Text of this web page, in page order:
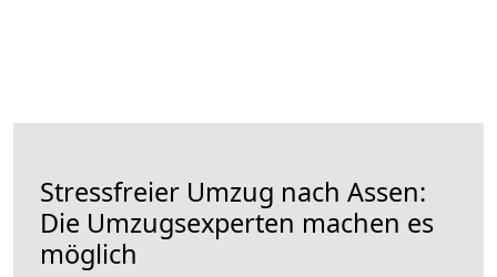
Stressfreier Umzug nach Assen:
Die Umzugsexperten machen es
möglich